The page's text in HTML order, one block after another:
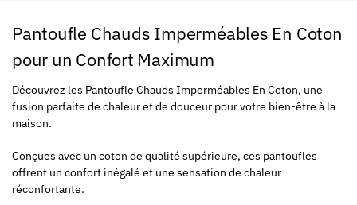
Pantoufle Chauds Imperméables En Coton
pour un Confort Maximum
Découvrez les Pantoufle Chauds Imperméables En Coton, une
fusion parfaite de chaleur et de douceur pour votre bien-être à la
maison.
Conçues avec un coton de qualité supérieure, ces pantoufles
offrent un confort inégalé et une sensation de chaleur
réconfortante.